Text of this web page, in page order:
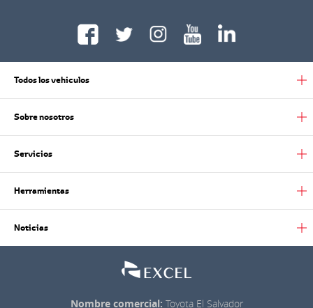
Todos los vehiculos
Sobre nosotros
Servicios
Herramientas
Noticias
Nombre comercial: Toyota El Salvador